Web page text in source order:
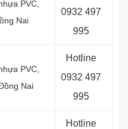
PVC,
Nai
0932 497
995
PVC,
Nai
Hotline
0932 497
995
Hotline